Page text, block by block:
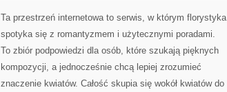
PROJEKTY
Ta przestrzeń internetowa to serwis, w którym florystyka
spotyka się z romantyzmem i użytecznymi poradami.
To zbiór podpowiedzi dla osób, które szukają pięknych
kompozycji, a jednocześnie chcą lepiej zrozumieć
znaczenie kwiatów. Całość skupia się wokół kwiatów do